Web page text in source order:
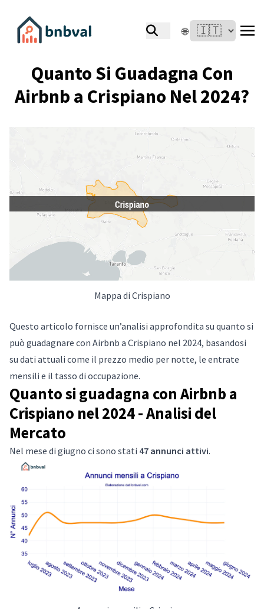
🌐
Quanto Si Guadagna Con
Airbnb a Crispiano Nel 2024?
Mappa di Crispiano
Questo articolo fornisce un’analisi approfondita su quanto si
può guadagnare con Airbnb a Crispiano nel 2024, basandosi
su dati attuali come il prezzo medio per notte, le entrate
mensili e il tasso di occupazione.
Quanto si guadagna con Airbnb a
Crispiano nel 2024 - Analisi del
Mercato
Nel mese di giugno ci sono stati 47 annunci attivi.